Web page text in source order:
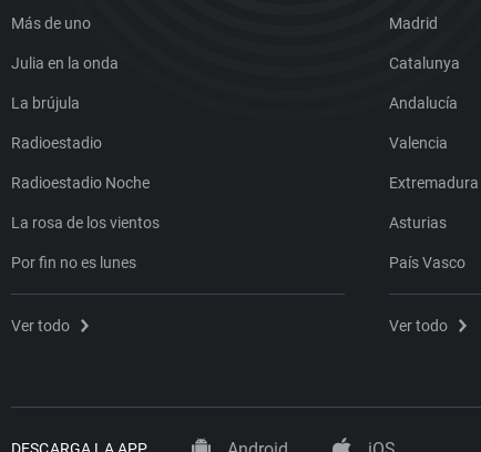
Más de uno
Julia en la onda
La brújula
Radioestadio
Radioestadio Noche
La rosa de los vientos
Por fin no es lunes
Ver todo
Madrid
Catalunya
Andalucía
Valencia
Extremadura
Asturias
País Vasco
Ver todo